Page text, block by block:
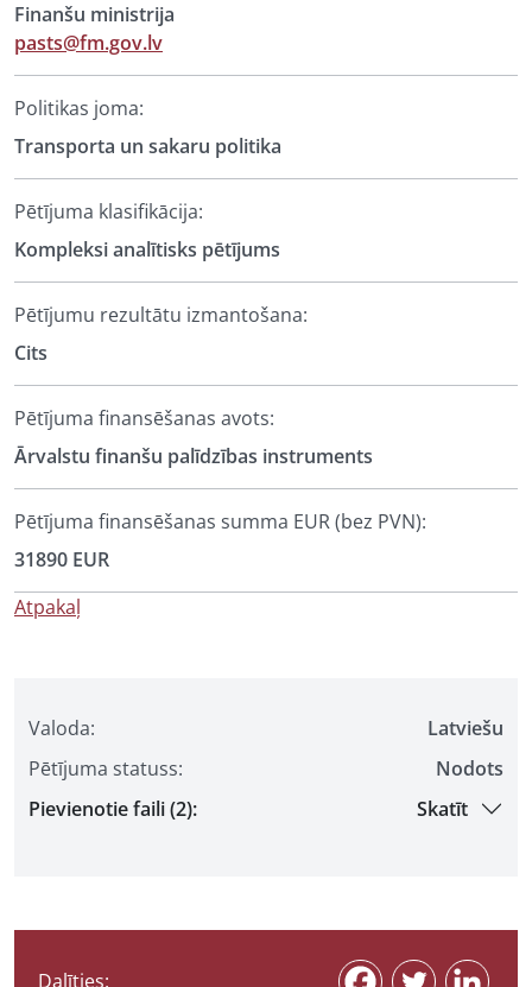
Valoda:
Latviešu
Pētījuma statuss:
Nodots
Pievienotie faili (2):
Skatīt
Dalīties:
Finanšu ministrija
pasts@fm.gov.lv
Politikas joma:
Transporta un sakaru politika
Pētījuma klasifikācija:
Kompleksi analītisks pētījums
Pētījumu rezultātu izmantošana:
Cits
Pētījuma finansēšanas avots:
Ārvalstu finanšu palīdzības instruments
Pētījuma finansēšanas summa EUR (bez PVN):
31890 EUR
Atpakaļ